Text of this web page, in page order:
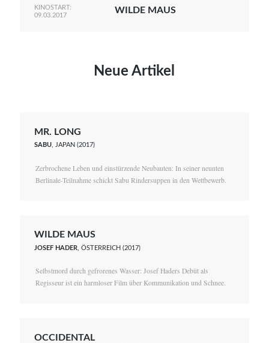
KINOSTART:
09.03.2017
WILDE MAUS
Neue Artikel
MR. LONG
SABU, JAPAN (2017)
Zerbrochene Leben und einstürzende Neubauten: In seiner neunten
Berlinale-Teilnahme schickt Sabu Rindersuppen in den Wettbewerb.
WILDE MAUS
JOSEF HADER , ÖSTERREICH (2017)
Selbstmord durch gefrorenes Wasser: Josef Haders Debüt als
Regisseur ist ein harmloser Film über Kommunikation und Schnee.
OCCIDENTAL